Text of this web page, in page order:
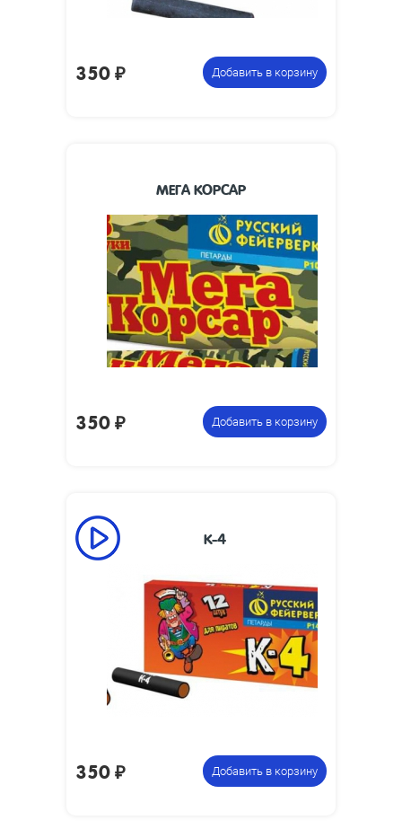
350₽ Добавить в корзину
МЕГА КОРСАР
Размеры изделия, мм:
200 х 33
Вес упаковки, кг:
0.25
Цена указана за
фасовку:
Упаковка из 3
петард
350₽ Добавить в корзину
К-4
изделия, мм:
68 x 13
Размеры
упаковки, мм:
180 х 165 х 75
Вес упаковки,
0.7
12 коробочек по 12 петард,
350₽ Добавить в корзину